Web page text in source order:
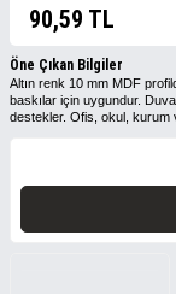
90,59 TL
Öne Çıkan Bilgiler
Altın renk 10 mm MDF
baskılar için uygundur.
destekler. Ofis, okul, kurum